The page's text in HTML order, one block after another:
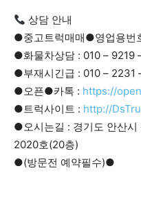
상담 안내
●중고트럭매매●영업용번
●화물차상담 : 010 – 9219
●부재시긴급 : 010 – 2231
●오픈●카톡 : https://
●트럭사이트 : http://
●오시는길 : 경기도 안산시
2020호(20층)
●(방문전 예약필수)●